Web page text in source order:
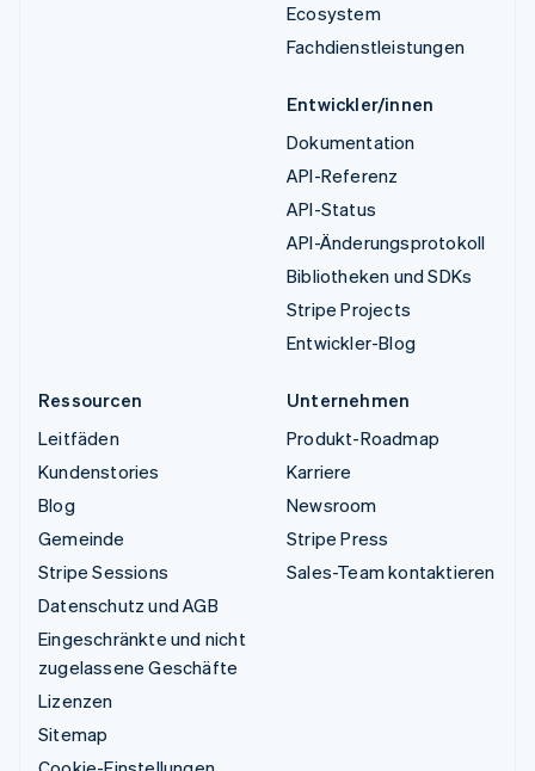
Ecosystem
Fachdienstleistungen
Entwickler/innen
Dokumentation
API-Referenz
API-Status
API-Änderungsprotokoll
Bibliotheken und SDKs
Stripe Projects
Entwickler-Blog
Ressourcen
Leitfäden
Kundenstories
Blog
Gemeinde
Stripe Sessions
Datenschutz und AGB
Eingeschränkte und nicht
zugelassene Geschäfte
Lizenzen
Sitemap
Unternehmen
Produkt-Roadmap
Karriere
Newsroom
Stripe Press
Sales-Team kontaktieren